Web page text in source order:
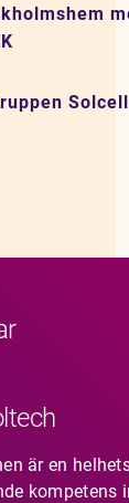
är en
kompetens